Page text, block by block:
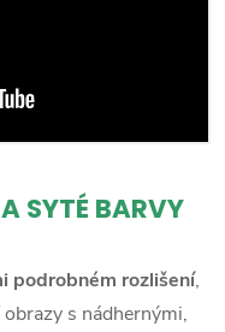
SYTÉ BARVY
podrobném rozlišení,
s nádhernými,